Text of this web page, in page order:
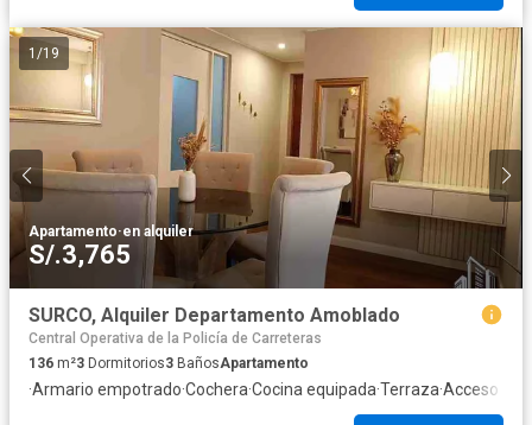
1 /19
Apartamento·en alquiler
S/.3,765
SURCO, Alquiler Departamento Amoblado
Central Operativa de la Policía de Carreteras
136 m²3 Dormitorios3 BañosApartamento
·Armario empotrado·Cochera·Cocina equipada·Terraza·Acceso